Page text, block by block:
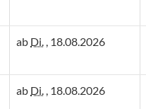
ab Di. , 18.08.2026
ab Di. , 18.08.2026